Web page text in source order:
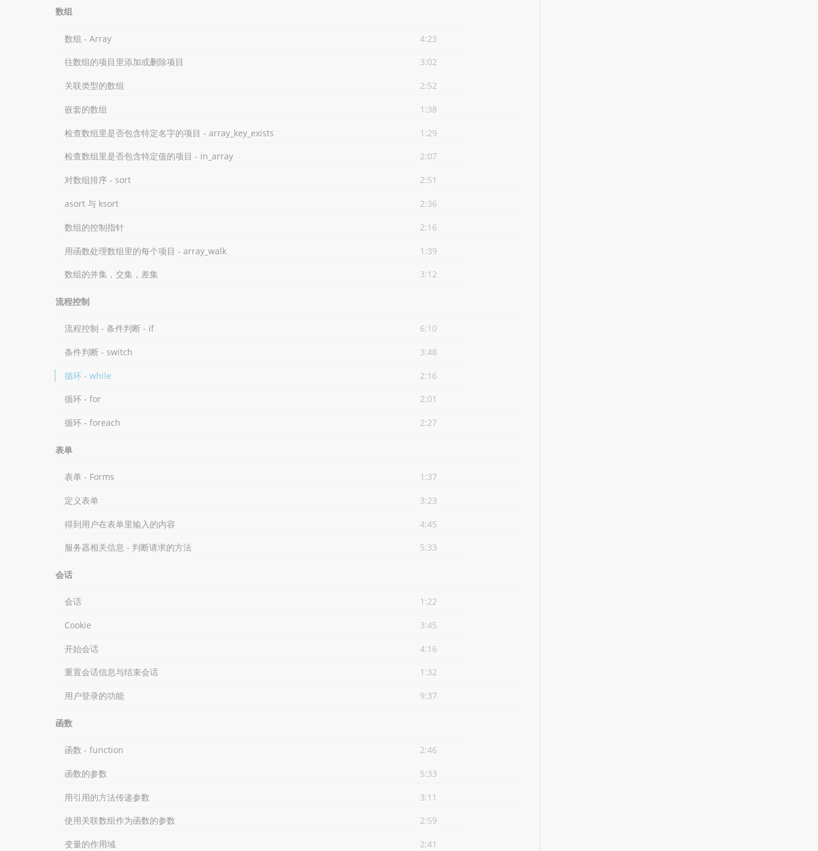
数组
数组 - Array 4:23
往数组的项目里添加或删除项目 3:02
关联类型的数组 2:52
嵌套的数组 1:38
检查数组里是否包含特定名字的项目 - array_key_exists 1:29
检查数组里是否包含特定值的项目 - in_array 2:07
对数组排序 - sort 2:51
asort 与 ksort 2:36
数组的控制指针 2:16
用函数处理数组里的每个项目 - array_walk 1:39
数组的并集，交集，差集 3:12
流程控制
流程控制 - 条件判断 - if 6:10
条件判断 - switch 3:48
循环 - while 2:16
循环 - for 2:01
循环 - foreach 2:27
表单
表单 - Forms 1:37
定义表单 3:23
得到用户在表单里输入的内容 4:45
服务器相关信息 - 判断请求的方法 5:33
会话
会话 1:22
Cookie 3:45
开始会话 4:16
重置会话信息与结束会话 1:32
用户登录的功能 9:37
函数
函数 - function 2:46
函数的参数 5:33
用引用的方法传递参数 3:11
使用关联数组作为函数的参数 2:59
变量的作用域 2:41